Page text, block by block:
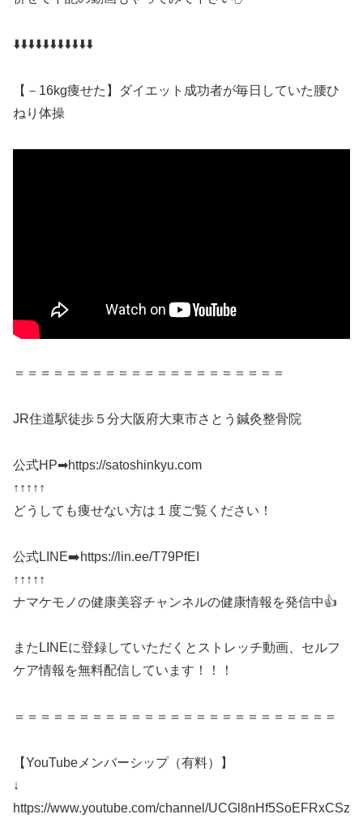
⬇️⬇️⬇️⬇️⬇️⬇️⬇️⬇️⬇️⬇️⬇️
【－16kg痩せた】ダイエット成功者が毎日していた腰ひ
ねり体操
＝＝＝＝＝＝＝＝＝＝＝＝＝＝＝＝＝＝＝＝＝
JR住道駅徒歩５分大阪府大東市さとう鍼灸整骨院
公式HP➡https://satoshinkyu.com
↑↑↑↑↑
どうしても痩せない方は１度ご覧ください！
公式LINE➡️https://lin.ee/T79PfEI
↑↑↑↑↑
ナマケモノの健康美容チャンネルの健康情報を発信中👍
またLINEに登録していただくとストレッチ動画、セルフ
ケア情報を無料配信しています！！！
＝＝＝＝＝＝＝＝＝＝＝＝＝＝＝＝＝＝＝＝＝＝＝＝＝
【YouTubeメンバーシップ（有料）】
↓
https://www.youtube.com/channel/UCGl8nHf5SoEFRxCSz